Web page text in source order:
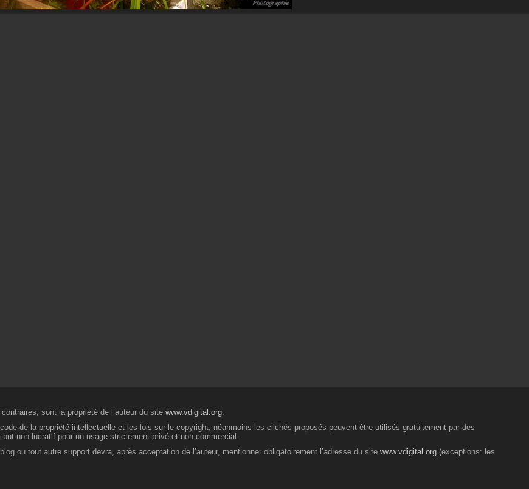
sont la propriété de l’auteur du site www.vdigital.org
de la propriété intellectuelle et les lois sur le copyright, néanmoins les clichés proposés peuvent être utilisés gratuitement par des
non-lucratif pour un usage strictement privé et non-commercial.
ou tout autre support devra, après acceptation de l’auteur, mentionner obligatoirement l’adresse du site www.vdigital.org (exceptions: les